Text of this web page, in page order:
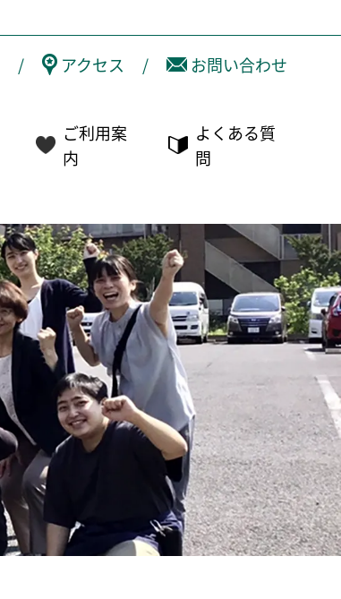
/ アクセス / お問い合わせ
ご利用案
内
よくある質
問